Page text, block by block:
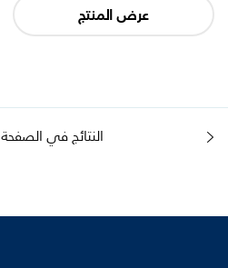
عرض المنتج
النتائج في الصفحة